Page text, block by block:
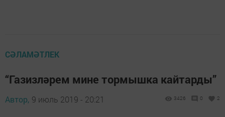
СӘЛАМӘТЛЕК
“Газизләрем мине тормышка кайтарды”
Автор, 9 июль 2019 - 20:21 3426 0 2